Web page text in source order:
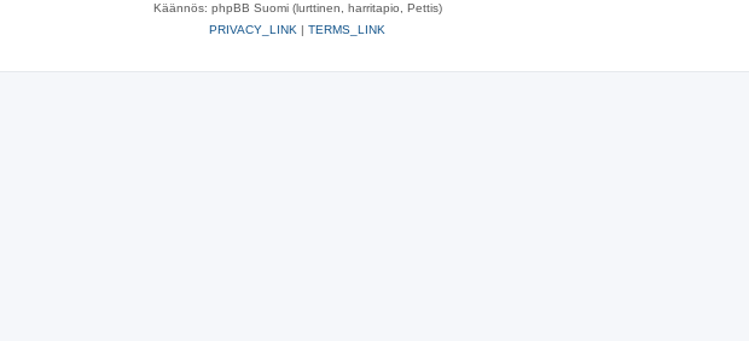
Käännös: phpBB Suomi (lurttinen, harritapio, Pettis)
PRIVACY_LINK | TERMS_LINK